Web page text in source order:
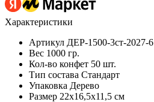
Характеристики
Артикул ДЕР-1500-3ст-2027-6
Вес 1000 гр.
Кол-во конфет 50 шт.
Тип состава Стандарт
Упаковка Дерево
Размер 22x16,5x11,5 см